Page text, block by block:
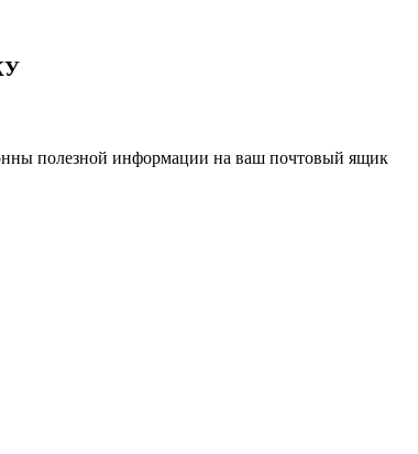
полезной информации на ваш почтовый ящик